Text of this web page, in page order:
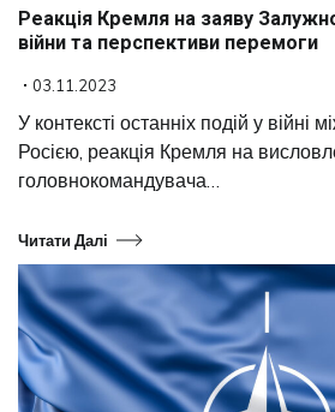
Реакція Кремля на заяву
війни та перспективи перемоги
03.11.2023
У контексті останніх подій у війні
Росією, реакція Кремля на
головнокомандувача…
Читати Далі